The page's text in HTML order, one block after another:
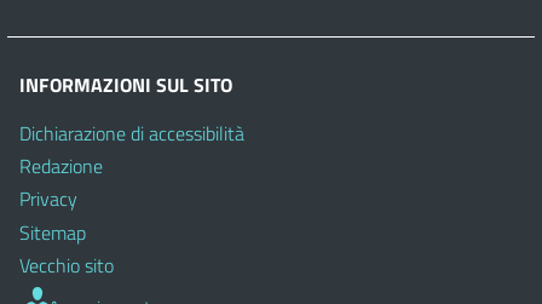
INFORMAZIONI SUL SITO
Dichiarazione di accessibilità
Redazione
Privacy
Sitemap
Vecchio sito